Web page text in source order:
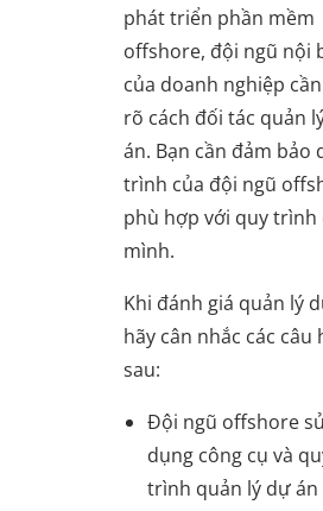
phát triển phần mềm
offshore, đội ngũ nội
của doanh nghiệp
rõ cách đối tác quản
án. Bạn cần đảm bảo
trình của đội ngũ
phù hợp với quy trình
mình.
Khi đánh giá quản lý
hãy cân nhắc các câu
sau:
Đội ngũ offshore
dụng công cụ và
trình quản lý dự án